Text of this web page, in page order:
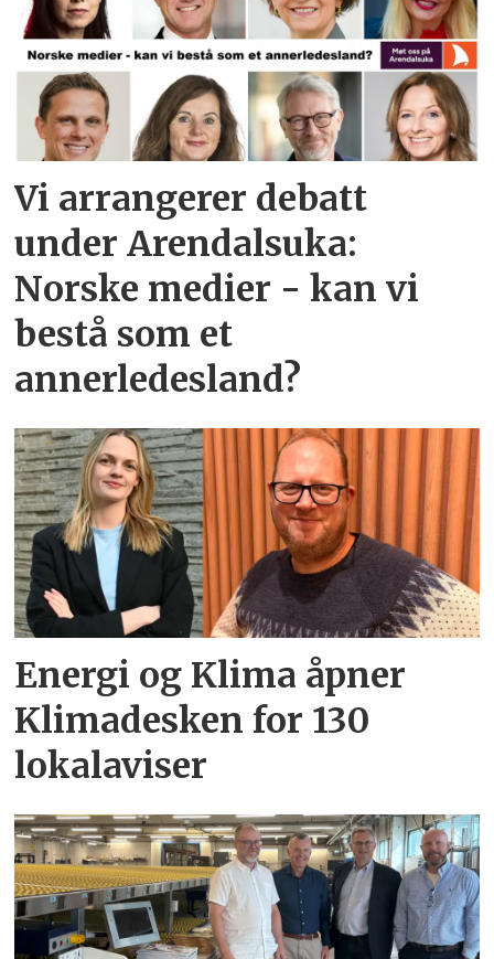
Vi arrangerer debatt
under Arendalsuka:
Norske medier - kan vi
bestå som et
annerledesland?
Energi og Klima åpner
Klimadesken for 130
lokalaviser